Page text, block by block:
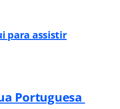
para assistir
Portuguesa